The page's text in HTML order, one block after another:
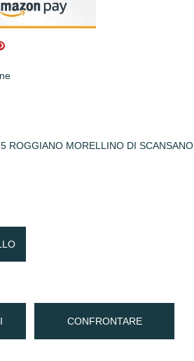
ROGGIANO MORELLINO DI SCANSANO
CONFRONTARE